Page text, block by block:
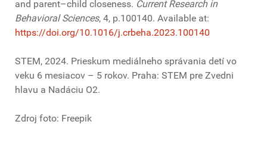
and parent–child closeness. Current Research in
Behavioral Sciences, 4, p.100140. Available at:
https://doi.org/10.1016/j.crbeha.2023.100140
STEM, 2024. Prieskum mediálneho správania detí vo
veku 6 mesiacov – 5 rokov. Praha: STEM pre Zvedni
hlavu a Nadáciu O2.
Zdroj foto: Freepik